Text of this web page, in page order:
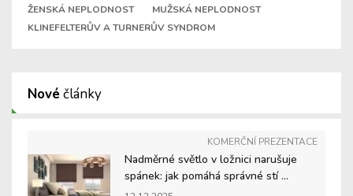
ŽENSKÁ NEPLODNOST
MUŽSKÁ NEPLODNOST
KLINEFELTERŮV A TURNERŮV SYNDROM
Nové články
KOMERČNÍ PREZENTACE
Nadměrné světlo v ložnici narušuje
spánek: jak pomáhá správné stí ...